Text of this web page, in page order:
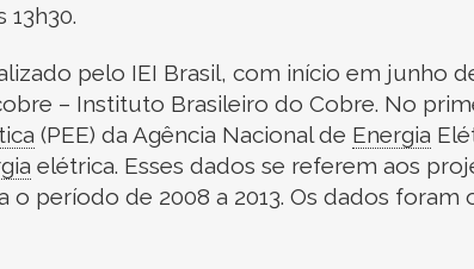
pelo IEI Brasil, com início em junho
– Instituto Brasileiro do Cobre. No
(PEE) da Agência Nacional de Energia
elétrica. Esses dados se referem aos
período de 2008 a 2013. Os dados